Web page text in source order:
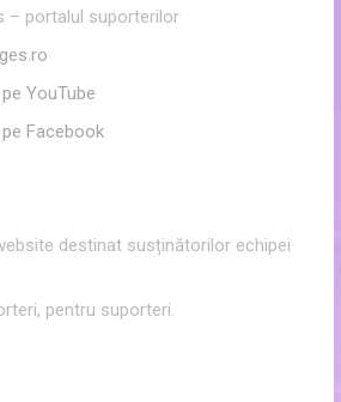
– portalul suporterilor
YouTube
Facebook
destinat susținătorilor echipei
pentru suporteri.